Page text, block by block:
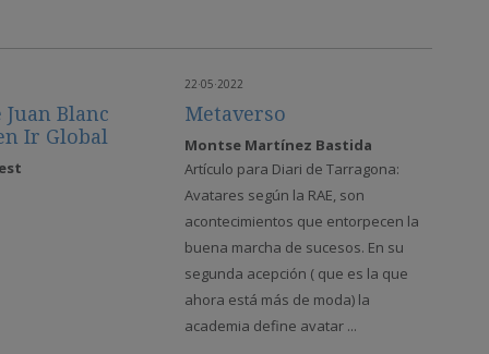
Blanc
Ir Global
22·05·2022
Metaverso
Montse Martínez Bastida
Artículo para Diari de Tarragona:
Avatares según la RAE, son
acontecimientos que entorpecen la
buena marcha de sucesos. En su
segunda acepción ( que es la que
ahora está más de moda) la
academia define avatar ...